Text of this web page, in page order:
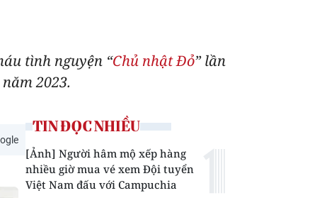
tình nguyện “Chủ nhật Đỏ” lần
2023.
TIN ĐỌC NHIỀU
[Ảnh] Người hâm mộ xếp hàng
nhiều giờ mua vé xem Đội tuyển
Việt Nam đấu với Campuchia